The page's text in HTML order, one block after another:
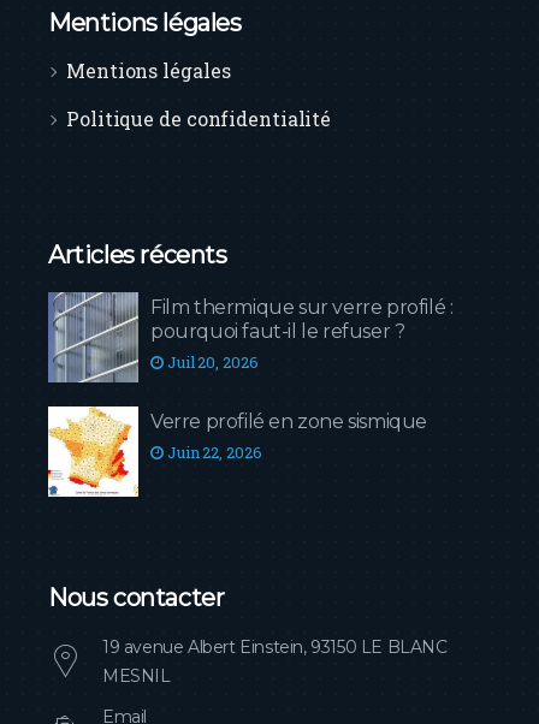
Mentions légales
Mentions légales
Politique de confidentialité
Articles récents
Film thermique sur verre profilé :
pourquoi faut-il le refuser ?
Juil 20, 2026
Verre profilé en zone sismique
Juin 22, 2026
Nous contacter
19 avenue Albert Einstein, 93150 LE BLANC
MESNIL
Email